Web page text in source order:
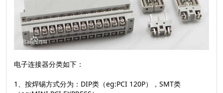
电子连接器分类如下：
1、按焊锡方式分为：DIP类（eg:PCI 120P），SMT类